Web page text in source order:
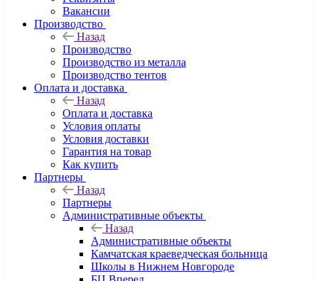
Вакансии
Производство
Назад
Производство
Производство из металла
Производство тентов
Оплата и доставка
Назад
Оплата и доставка
Условия оплаты
Условия доставки
Гарантия на товар
Как купить
Партнеры
Назад
Партнеры
Административные объекты
Назад
Административные объекты
Камчатская краеведческая больница
Школы в Нижнем Новгороде